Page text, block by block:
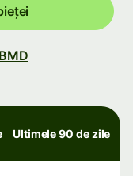
Ultimele 90 de zile